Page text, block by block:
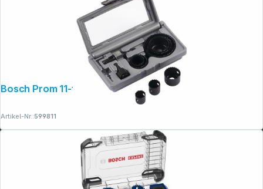
Bosch Prom 11-tlg.Lochsägen-Set
Artikel-Nr.:599811